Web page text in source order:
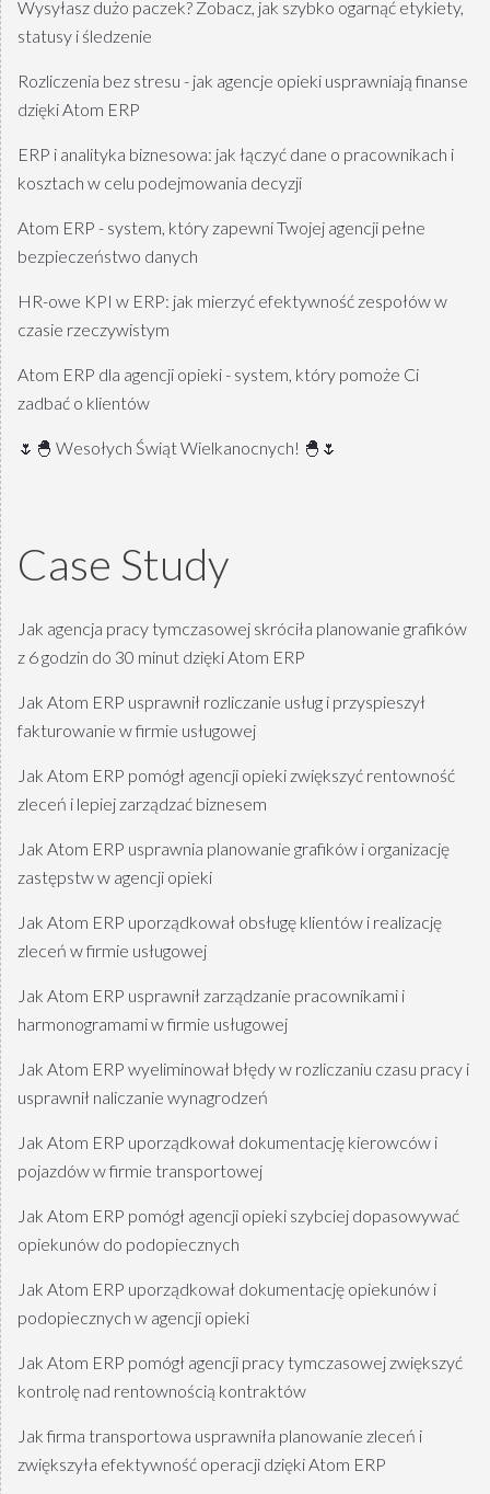
Wysyłasz dużo paczek? Zobacz, jak szybko ogarnąć etykiety,
statusy i śledzenie
Rozliczenia bez stresu - jak agencje opieki usprawniają finanse
dzięki Atom ERP
ERP i analityka biznesowa: jak łączyć dane o pracownikach i
kosztach w celu podejmowania decyzji
Atom ERP - system, który zapewni Twojej agencji pełne
bezpieczeństwo danych
HR-owe KPI w ERP: jak mierzyć efektywność zespołów w
czasie rzeczywistym
Atom ERP dla agencji opieki - system, który pomoże Ci
zadbać o klientów
🌷🐣 Wesołych Świąt Wielkanocnych! 🐣🌷
Case Study
Jak agencja pracy tymczasowej skróciła planowanie grafików
z 6 godzin do 30 minut dzięki Atom ERP
Jak Atom ERP usprawnił rozliczanie usług i przyspieszył
fakturowanie w firmie usługowej
Jak Atom ERP pomógł agencji opieki zwiększyć rentowność
zleceń i lepiej zarządzać biznesem
Jak Atom ERP usprawnia planowanie grafików i organizację
zastępstw w agencji opieki
Jak Atom ERP uporządkował obsługę klientów i realizację
zleceń w firmie usługowej
Jak Atom ERP usprawnił zarządzanie pracownikami i
harmonogramami w firmie usługowej
Jak Atom ERP wyeliminował błędy w rozliczaniu czasu pracy i
usprawnił naliczanie wynagrodzeń
Jak Atom ERP uporządkował dokumentację kierowców i
pojazdów w firmie transportowej
Jak Atom ERP pomógł agencji opieki szybciej dopasowywać
opiekunów do podopiecznych
Jak Atom ERP uporządkował dokumentację opiekunów i
podopiecznych w agencji opieki
Jak Atom ERP pomógł agencji pracy tymczasowej zwiększyć
kontrolę nad rentownością kontraktów
Jak firma transportowa usprawniła planowanie zleceń i
zwiększyła efektywność operacji dzięki Atom ERP